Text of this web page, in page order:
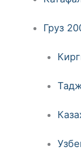
Груз